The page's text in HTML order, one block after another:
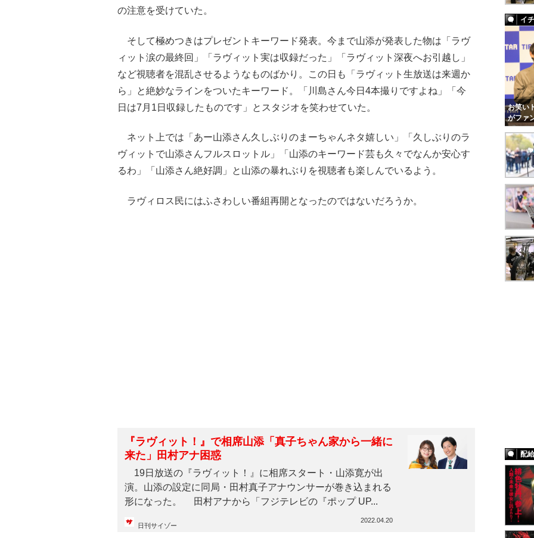
の注意を受けていた。
そして極めつきはプレゼントキーワード発表。今まで山添が発表した物は「ラヴ
ィット涙の最終回」「ラヴィット実は収録だった」「ラヴィット深夜へお引越し」
など視聴者を混乱させるようなものばかり。この日も「ラヴィット生放送は来週か
ら」と絶妙なラインをついたキーワード。「川島さん今日4本撮りですよね」「今
日は7月1日収録したものです」とスタジオを笑わせていた。
ネット上では「あー山添さん久しぶりのまーちゃんネタ嬉しい」「久しぶりのラ
ヴィットで山添さんフルスロットル」「山添のキーワード芸も久々でなんか安心す
るわ」「山添さん絶好調」と山添の暴れぶりを視聴者も楽しんでいるよう。
ラヴィロス民にはふさわしい番組再開となったのではないだろうか。
『ラヴィット！』で相席山添「真子ちゃん家から一緒に
来た」田村アナ困惑
19日放送の『ラヴィット！』に相席スタート・山添寛が出
演。山添の設定に同局・田村真子アナウンサーが巻き込まれる
形になった。 田村アナから「フジテレビの『ポップ UP...
日刊サイゾー
2022.04.20
イ
お笑い
がファ
配